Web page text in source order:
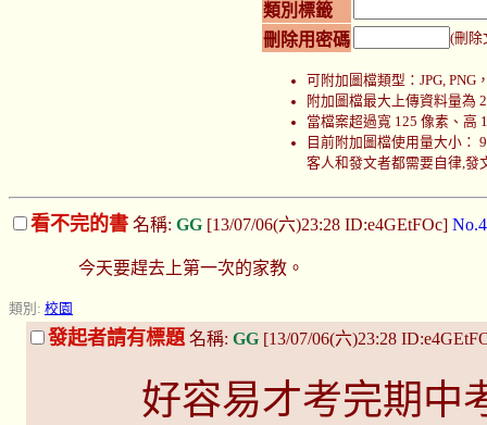
類別標籤
刪除用密碼
(刪除
可附加圖檔類型：JPG, PNG
附加圖檔最大上傳資料量為
當檔案超過寬 125 像素、高
目前附加圖檔使用量大小：
客人和發文者都需要自律,發
看不完的書 名稱: GG [13/07/06(六)23:28 ID:e4GEtFOc]
今天要趕去上第一次的家教。
類別: 校園
發起者請有標題 名稱: GG [13/07/06(六)23:28
好容易才考完期中